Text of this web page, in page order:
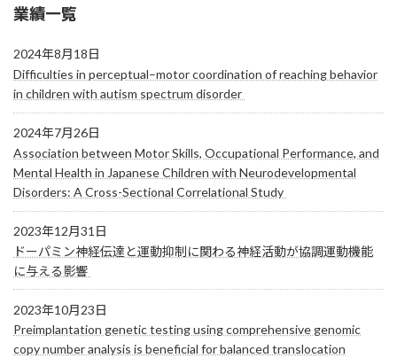
の
ペ
ー
ジ
送
り
業績一覧
2024年8月18日
Difficulties in perceptual–motor coordination of reaching behavior
in children with autism spectrum disorder
2024年7月26日
Association between Motor Skills, Occupational Performance, and
Mental Health in Japanese Children with Neurodevelopmental
Disorders: A Cross-Sectional Correlational Study
2023年12月31日
ドーパミン神経伝達と運動抑制に関わる神経活動が協調運動機能
に与える影響
2023年10月23日
Preimplantation genetic testing using comprehensive genomic
copy number analysis is beneficial for balanced translocation